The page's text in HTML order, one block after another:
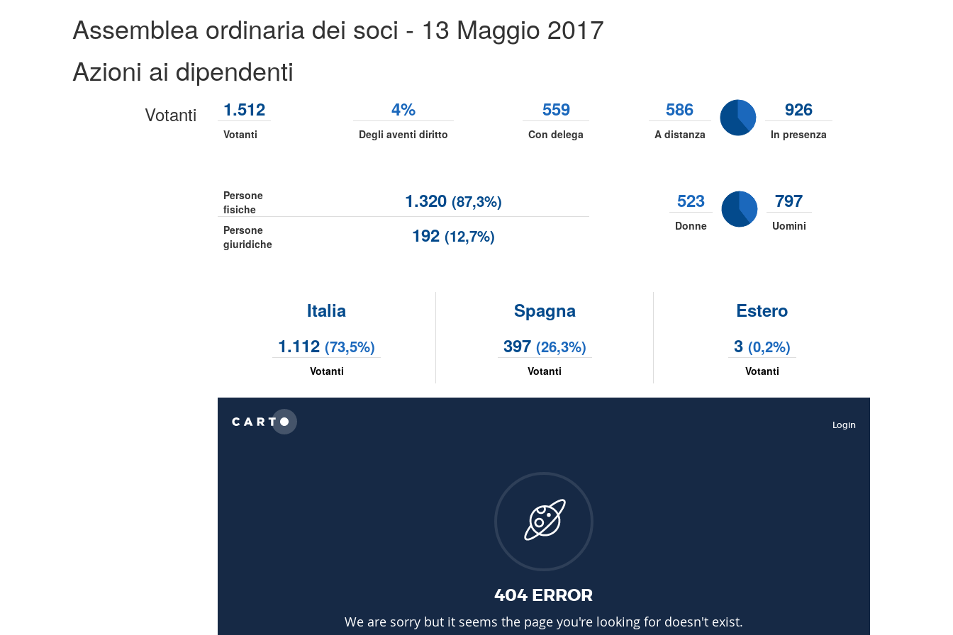
Assemblea ordinaria dei soci - 13 Maggio 2017
Azioni ai dipendenti
Votanti 1.512
Votanti
4%
Degli aventi diritto
559
Con delega
586 926
A distanza In presenza
Persone
fisiche
1.320 (87,3%)
Persone
giuridiche
192 (12,7%)
523 797
Donne Uomini
Italia Spagna
Estero
1.112 (73,5%)
Votanti
397 (26,3%)
Votanti
3 (0,2%)
Votanti